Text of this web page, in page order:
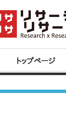
トップページ